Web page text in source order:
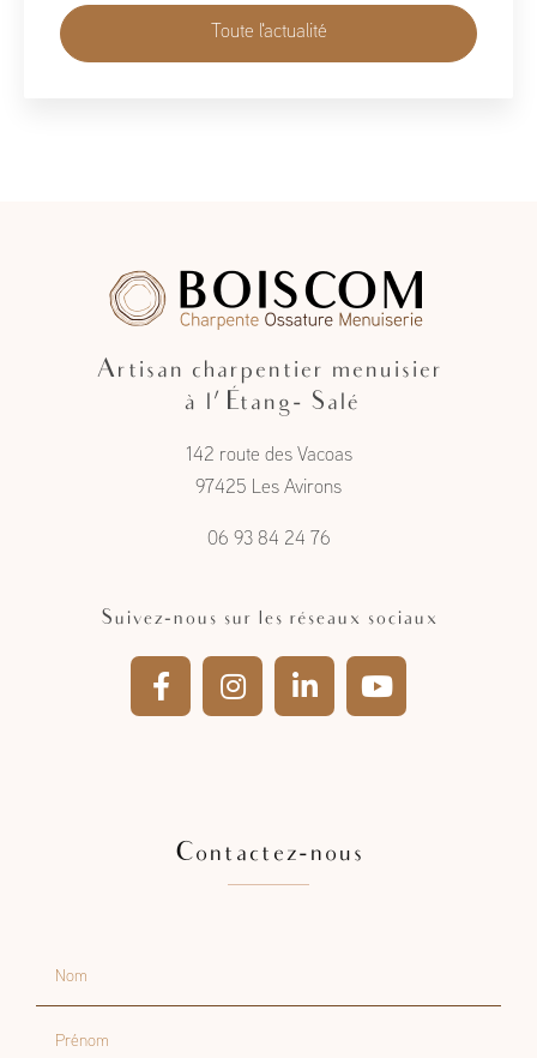
Toute l'actualité
Artisan charpentier menuisier
à l'Étang- Salé
142 route des Vacoas
97425 Les Avirons
06 93 84 24 76
Suivez-nous sur les réseaux sociaux
Contactez-nous
Nom
Prénom